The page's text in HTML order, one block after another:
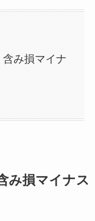
み損マイナ
み損マイナス